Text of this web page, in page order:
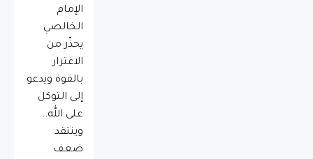
الإمام
الخالصي
يحذّر من
الاغترار
بالقوة ويدعو
إلى التوكل
على الله..
وينتقد
ضعف